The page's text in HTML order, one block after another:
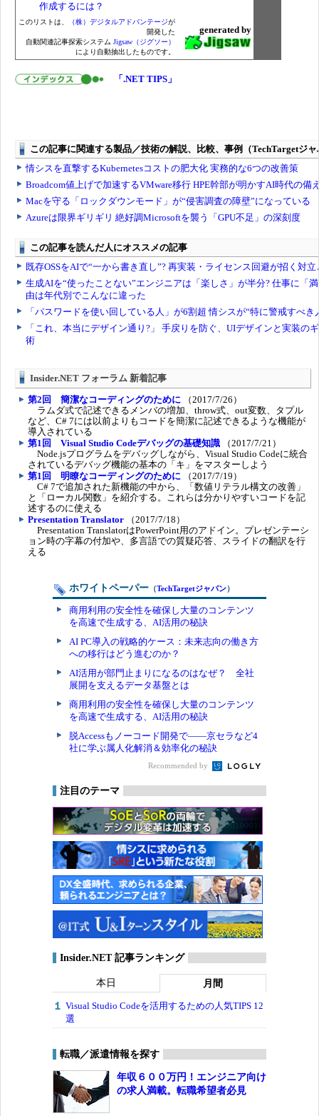
作成するには？
このリストは、 （株）デジタルアドバンテージが
開発した
自動関連記事探索システム Jigsaw（ジグソー）
により自動抽出したものです。
generated by
「.NET TIPS」
Insider.NET フォーラム 新着記事
第2回 簡潔なコーディングのために （2017/7/26）
ラムダ式で記述できるメンバの増加、throw式、out変数、タプル
など、C# 7には以前よりもコードを簡潔に記述できるような機能が
導入されている
第1回 Visual Studio Codeデバッグの基礎知識 （2017/7/21）
Node.jsプログラムをデバッグしながら、Visual Studio Codeに統合
されているデバッグ機能の基本の「キ」をマスターしよう
第1回 明瞭なコーディングのために （2017/7/19）
C# 7で追加された新機能の中から、「数値リテラル構文の改善」
と「ローカル関数」を紹介する。これらは分かりやすいコードを記
述するのに使える
Presentation Translator （2017/7/18）
Presentation TranslatorはPowerPoint用のアドイン。プレゼンテーシ
ョン時の字幕の付加や、多言語での質疑応答、スライドの翻訳を行
える
ホワイトペーパー （TechTargetジャパン）
商用利用の安全性を確保し大量のコンテンツ
を高速で生成する、AI活用の秘訣
AI PC導入の戦略的ケース：未来志向の働き方
への移行はどう進むのか？
AI活用が部門止まりになるのはなぜ？ 全社
展開を支えるデータ基盤とは
商用利用の安全性を確保し大量のコンテンツ
を高速で生成する、AI活用の秘訣
脱Accessもノーコード開発で――京セラなど4
社に学ぶ属人化解消＆効率化の秘訣
Recommended by
注目のテーマ
Insider.NET 記事ランキング
本日 月間
Visual Studio Codeを活用するための人気TIPS 12
選
転職／派遣情報を探す
年収６００万円！エンジニア向け
の求人満載。転職希望者必見